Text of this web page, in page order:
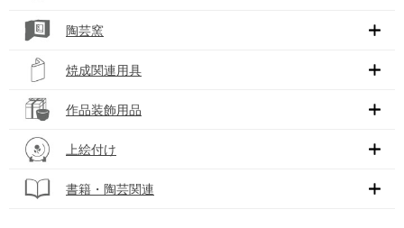
陶芸窯
焼成関連用具
作品装飾用品
上絵付け
書籍・陶芸関連